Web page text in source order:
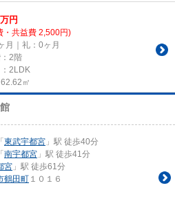
万円
・共益費 2,500円)
月｜礼：0ヶ月
2階
2LDK
㎡
「 東武宇都宮 」駅 徒歩40分
「 南宇都宮 」駅 徒歩41分
宮 」駅 徒歩61分
鶴田町 １０１６